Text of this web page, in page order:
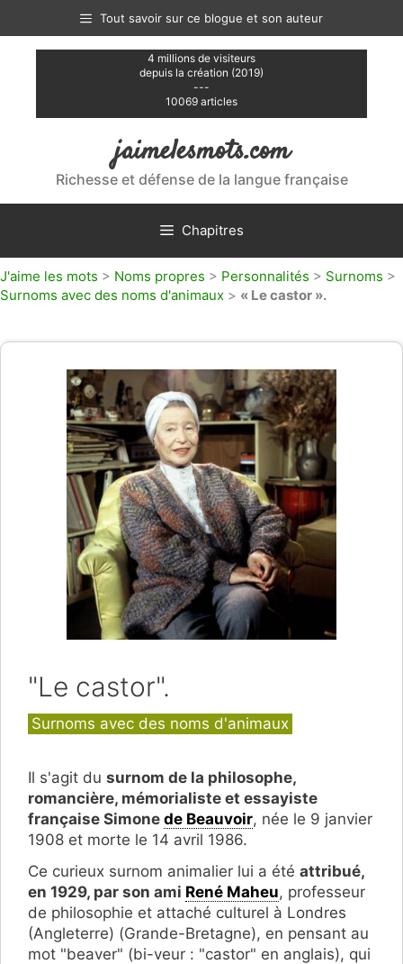
contenu
Tout savoir sur ce blogue et son auteur
4 millions de visiteurs
depuis la création (2019)
---
10069 articles
jaimelesmots.com
Richesse et défense de la langue française
Chapitres
J'aime les mots > Noms propres > Personnalités > Surnoms >
Surnoms avec des noms d'animaux > « Le castor ».
"Le castor".
Catégories
Surnoms avec des noms d'animaux
Il s'agit du surnom de la philosophe,
romancière, mémorialiste et essayiste
française Simone de Beauvoir, née le 9 janvier
1908 et morte le 14 avril 1986.
Ce curieux surnom animalier lui a été attribué,
en 1929, par son ami René Maheu, professeur
de philosophie et attaché culturel à Londres
(Angleterre) (Grande-Bretagne), en pensant au
mot "beaver" (bi-veur : "castor" en anglais), qui